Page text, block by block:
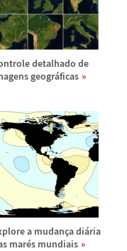
detalhado de
geográficas
a mudança diária
marés mundiais